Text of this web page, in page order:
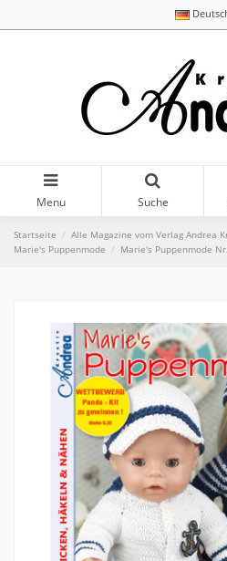
Menu Suche
Startseite Alle Magazine vom Verlag Andrea
Marie's Puppenmode
Marie's Puppenmode